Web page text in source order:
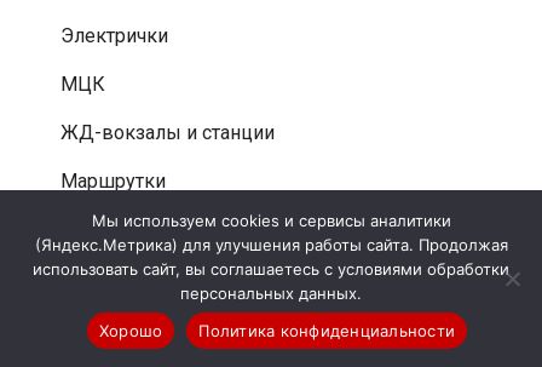
Электрички
МЦК
ЖД-вокзалы и станции
Маршрутки
Листовки под дворники авто
Промоушн
Расклейка афиш
Мы используем cookies и сервисы аналитики
(Яндекс.Метрика) для улучшения работы сайта. Продолжая
использовать сайт, вы соглашаетесь с условиями обработки
персональных данных.
Хорошо
Политика конфиденциальности